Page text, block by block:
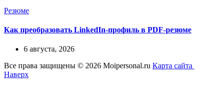
Резюме
Как преобразовать LinkedIn-профиль в PDF-резюме
6 августа, 2026
Все права защищены © 2026 Moipersonal.ru Карта сайта
Наверх